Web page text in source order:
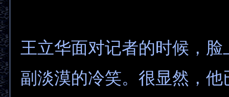
王立华面对记者的时候，脸
副淡漠的冷笑。很显然，他